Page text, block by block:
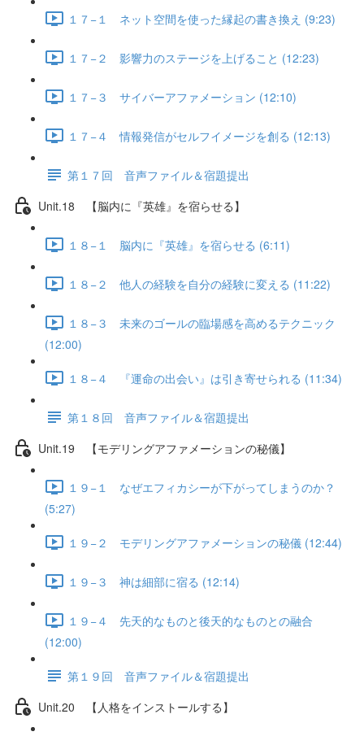
１７−１ ネット空間を使った縁起の書き換え (9:23)
１７−２ 影響力のステージを上げること (12:23)
１７−３ サイバーアファメーション (12:10)
１７−４ 情報発信がセルフイメージを創る (12:13)
第１７回 音声ファイル＆宿題提出
Unit.18 【脳内に『英雄』を宿らせる】
１８−１ 脳内に『英雄』を宿らせる (6:11)
１８−２ 他人の経験を自分の経験に変える (11:22)
１８−３ 未来のゴールの臨場感を高めるテクニック
(12:00)
１８−４ 『運命の出会い』は引き寄せられる (11:34)
第１８回 音声ファイル＆宿題提出
Unit.19 【モデリングアファメーションの秘儀】
１９−１ なぜエフィカシーが下がってしまうのか？
(5:27)
１９−２ モデリングアファメーションの秘儀 (12:44)
１９−３ 神は細部に宿る (12:14)
１９−４ 先天的なものと後天的なものとの融合
(12:00)
第１９回 音声ファイル＆宿題提出
Unit.20 【人格をインストールする】